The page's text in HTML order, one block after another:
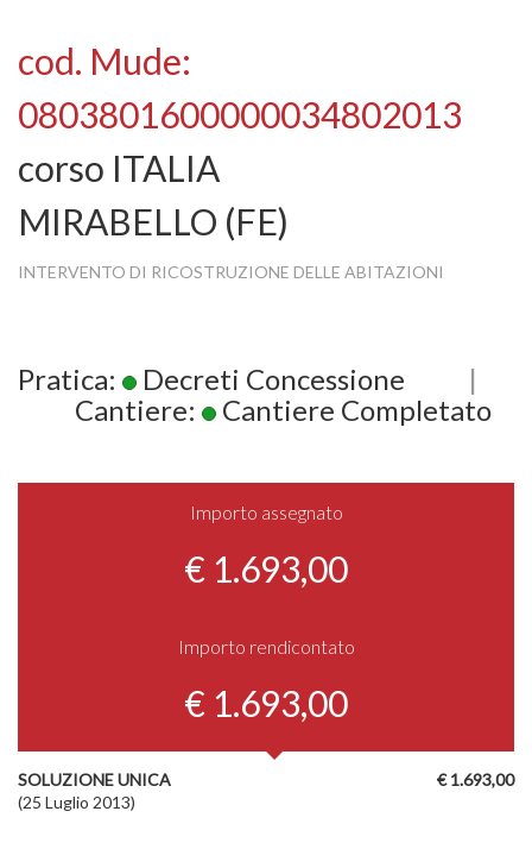
SI
cod. Mude:
0803801600000034802013
corso ITALIA
MIRABELLO (FE)
INTERVENTO DI RICOSTRUZIONE DELLE ABITAZIONI
Pratica: Decreti Concessione
|
Cantiere:
Cantiere Completato
Importo assegnato
€ 1.693,00
Importo rendicontato
€ 1.693,00
€ 1.693,00
SOLUZIONE UNICA
(25 Luglio 2013)